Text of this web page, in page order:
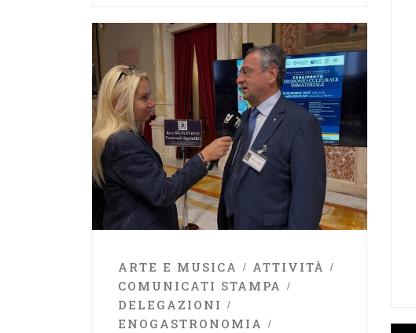
ARTE E MUSICA
ATTIVITÀ
COMUNICATI STAMPA
DELEGAZIONI
ENOGASTRONOMIA